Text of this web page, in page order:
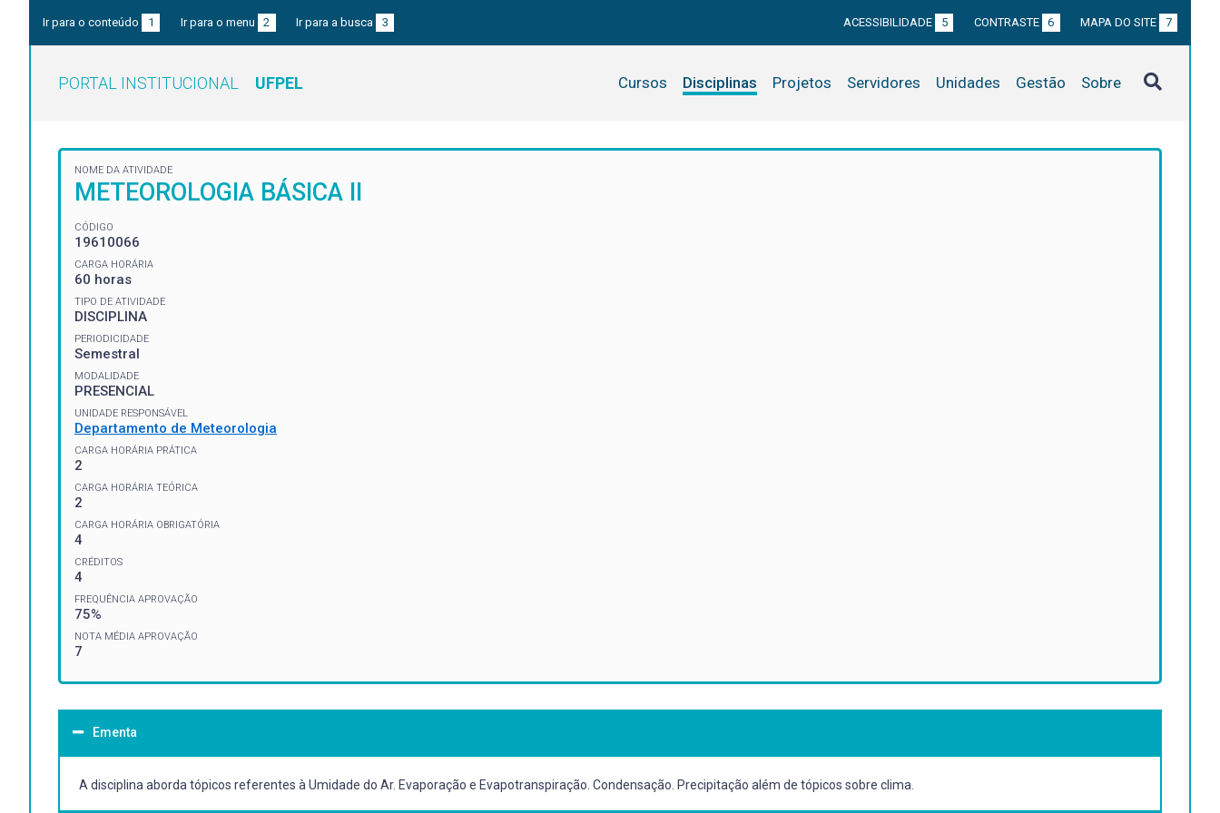
Ir para o conteúdo 1 Ir para o menu 2 Ir para a busca 3 ACESSIBILIDADE 5 CONTRASTE 6 MAPA DO SITE 7
PORTAL INSTITUCIONAL UFPEL Cursos Disciplinas Projetos Servidores Unidades Gestão Sobre
NOME DA ATIVIDADE
METEOROLOGIA BÁSICA II
CÓDIGO
19610066
CARGA HORÁRIA
60 horas
TIPO DE ATIVIDADE
DISCIPLINA
PERIODICIDADE
Semestral
MODALIDADE
PRESENCIAL
UNIDADE RESPONSÁVEL
Departamento de Meteorologia
CARGA HORÁRIA PRÁTICA
2
CARGA HORÁRIA TEÓRICA
2
CARGA HORÁRIA OBRIGATÓRIA
4
CRÉDITOS
4
FREQUÊNCIA APROVAÇÃO
75%
NOTA MÉDIA APROVAÇÃO
7
Ementa
A disciplina aborda tópicos referentes à Umidade do Ar. Evaporação e Evapotranspiração. Condensação. Precipitação além de tópicos sobre clima.